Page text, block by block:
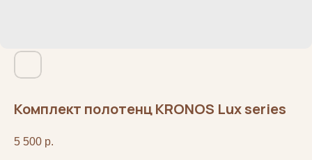
Комплект полотенц KRONOS Lux series
5 500 р.